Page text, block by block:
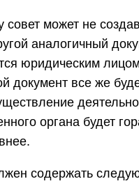
совет может не
аналогичный
юридическим
документ все же
органа будет
содержать